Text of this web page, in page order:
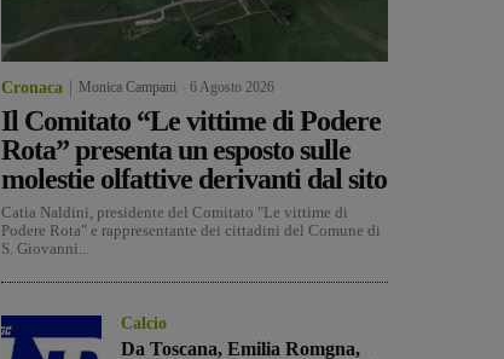
Cronaca Monica Campani 6 Agosto 2026
Il Comitato “Le vittime di Podere
Rota” presenta un esposto sulle
molestie olfattive derivanti dal sito
Catia Naldini, presidente del Comitato "Le vittime di
Podere Rota" e rappresentante dei cittadini del Comune di
S. Giovanni...
Calcio
Da Toscana, Emilia Romgna,